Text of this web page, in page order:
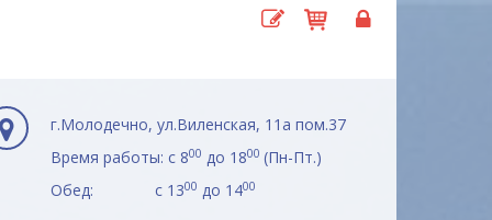
г.Молодечно, ул.Виленская, 11а пом.37
Время работы: с 800 до 1800 (Пн-Пт.)
Обед: с 1300 до 1400